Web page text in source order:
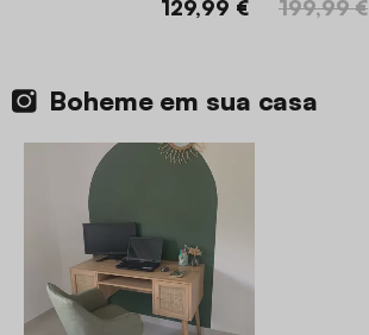
129,99 € 199,99 €
Boheme em sua casa